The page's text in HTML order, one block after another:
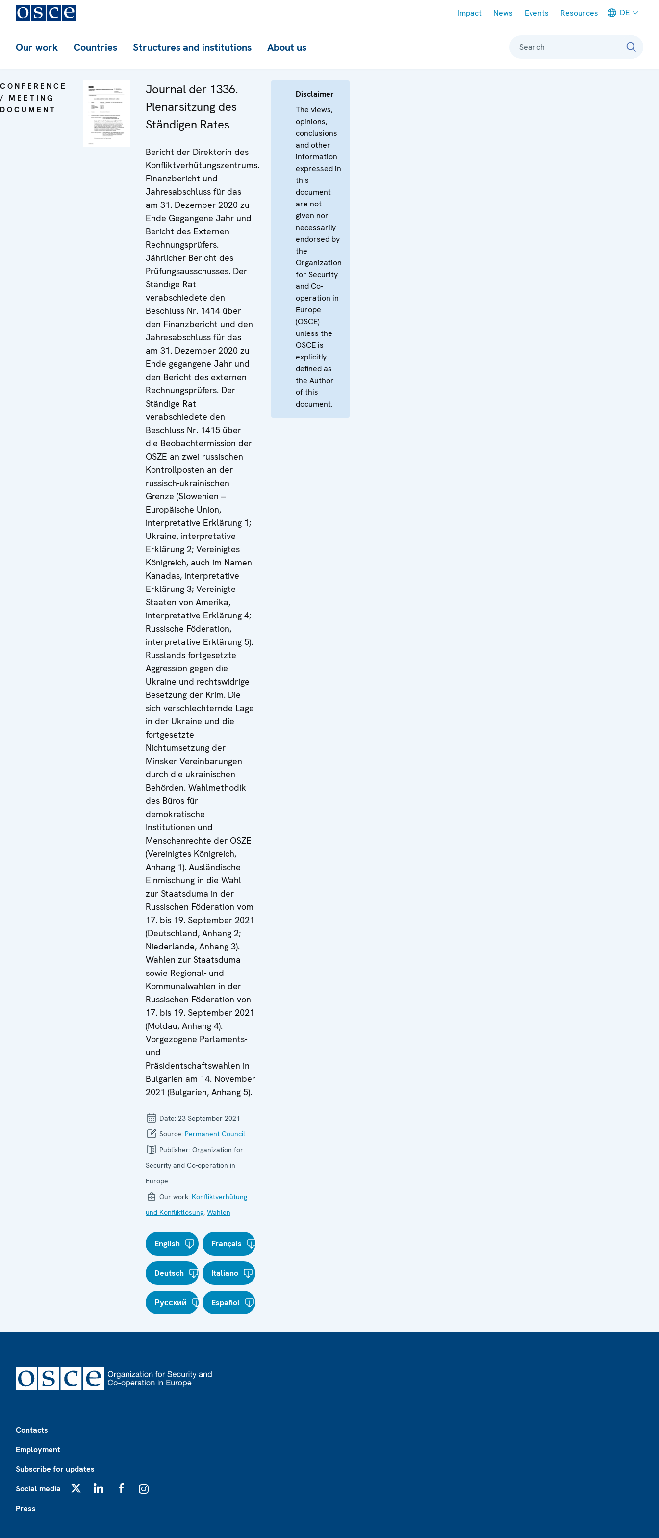
Impact News Events Resources DE
Our work Countries Structures and institutions About us Search
CONFERENCE
/ MEETING
DOCUMENT
Journal der 1336.
Plenarsitzung des
Ständigen Rates
Bericht der Direktorin des
Konfliktverhütungszentrums.
Finanzbericht und
Jahresabschluss für das
am 31. Dezember 2020 zu
Ende Gegangene Jahr und
Bericht des Externen
Rechnungsprüfers.
Jährlicher Bericht des
Prüfungsausschusses. Der
Ständige Rat
verabschiedete den
Beschluss Nr. 1414 über
den Finanzbericht und den
Jahresabschluss für das
am 31. Dezember 2020 zu
Ende gegangene Jahr und
den Bericht des externen
Rechnungsprüfers. Der
Ständige Rat
verabschiedete den
Beschluss Nr. 1415 über
die Beobachtermission der
OSZE an zwei russischen
Kontrollposten an der
russisch-ukrainischen
Grenze (Slowenien –
Europäische Union,
interpretative Erklärung 1;
Ukraine, interpretative
Erklärung 2; Vereinigtes
Königreich, auch im Namen
Kanadas, interpretative
Erklärung 3; Vereinigte
Staaten von Amerika,
interpretative Erklärung 4;
Russische Föderation,
interpretative Erklärung 5).
Russlands fortgesetzte
Aggression gegen die
Ukraine und rechtswidrige
Besetzung der Krim. Die
sich verschlechternde Lage
in der Ukraine und die
fortgesetzte
Nichtumsetzung der
Minsker Vereinbarungen
durch die ukrainischen
Behörden. Wahlmethodik
des Büros für
demokratische
Institutionen und
Menschenrechte der OSZE
(Vereinigtes Königreich,
Anhang 1). Ausländische
Einmischung in die Wahl
zur Staatsduma in der
Russischen Föderation vom
17. bis 19. September 2021
(Deutschland, Anhang 2;
Niederlande, Anhang 3).
Wahlen zur Staatsduma
sowie Regional- und
Kommunalwahlen in der
Russischen Föderation von
17. bis 19. September 2021
(Moldau, Anhang 4).
Vorgezogene Parlaments-
und
Präsidentschaftswahlen in
Bulgarien am 14. November
2021 (Bulgarien, Anhang 5).
Date: 23 September 2021
Source: Permanent Council
Publisher: Organization for
Security and Co-operation in
Europe
Our work: Konfliktverhütung
und Konfliktlösung, Wahlen
English Français
Deutsch Italiano
Русский Español
Disclaimer
The views,
opinions,
conclusions
and other
information
expressed in
this
document
are not
given nor
necessarily
endorsed by
the
Organization
for Security
and Co-
operation in
Europe
(OSCE)
unless the
OSCE is
explicitly
defined as
the Author
of this
document.
Contacts
Employment
Subscribe for updates
Social media
Press